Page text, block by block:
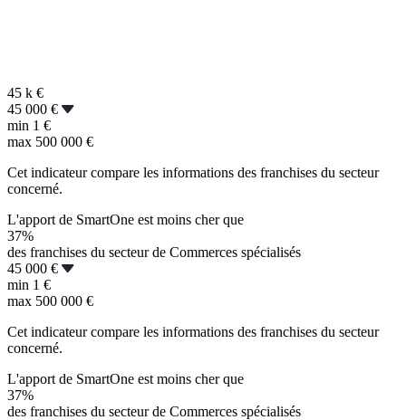
45 k €
45 000 €
min 1 €
max 500 000 €
Cet indicateur compare les informations des franchises du secteur
concerné.
L'apport de SmartOne est moins cher que
37%
des franchises du secteur de Commerces spécialisés
45 000 €
min 1 €
max 500 000 €
Cet indicateur compare les informations des franchises du secteur
concerné.
L'apport de SmartOne est moins cher que
37%
des franchises du secteur de Commerces spécialisés